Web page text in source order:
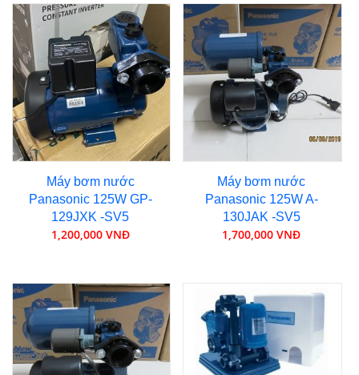
Máy bơm nước
Panasonic 125W GP-
129JXK -SV5
1,200,000 VNĐ
Máy bơm nước
Panasonic 125W A-
130JAK -SV5
1,700,000 VNĐ